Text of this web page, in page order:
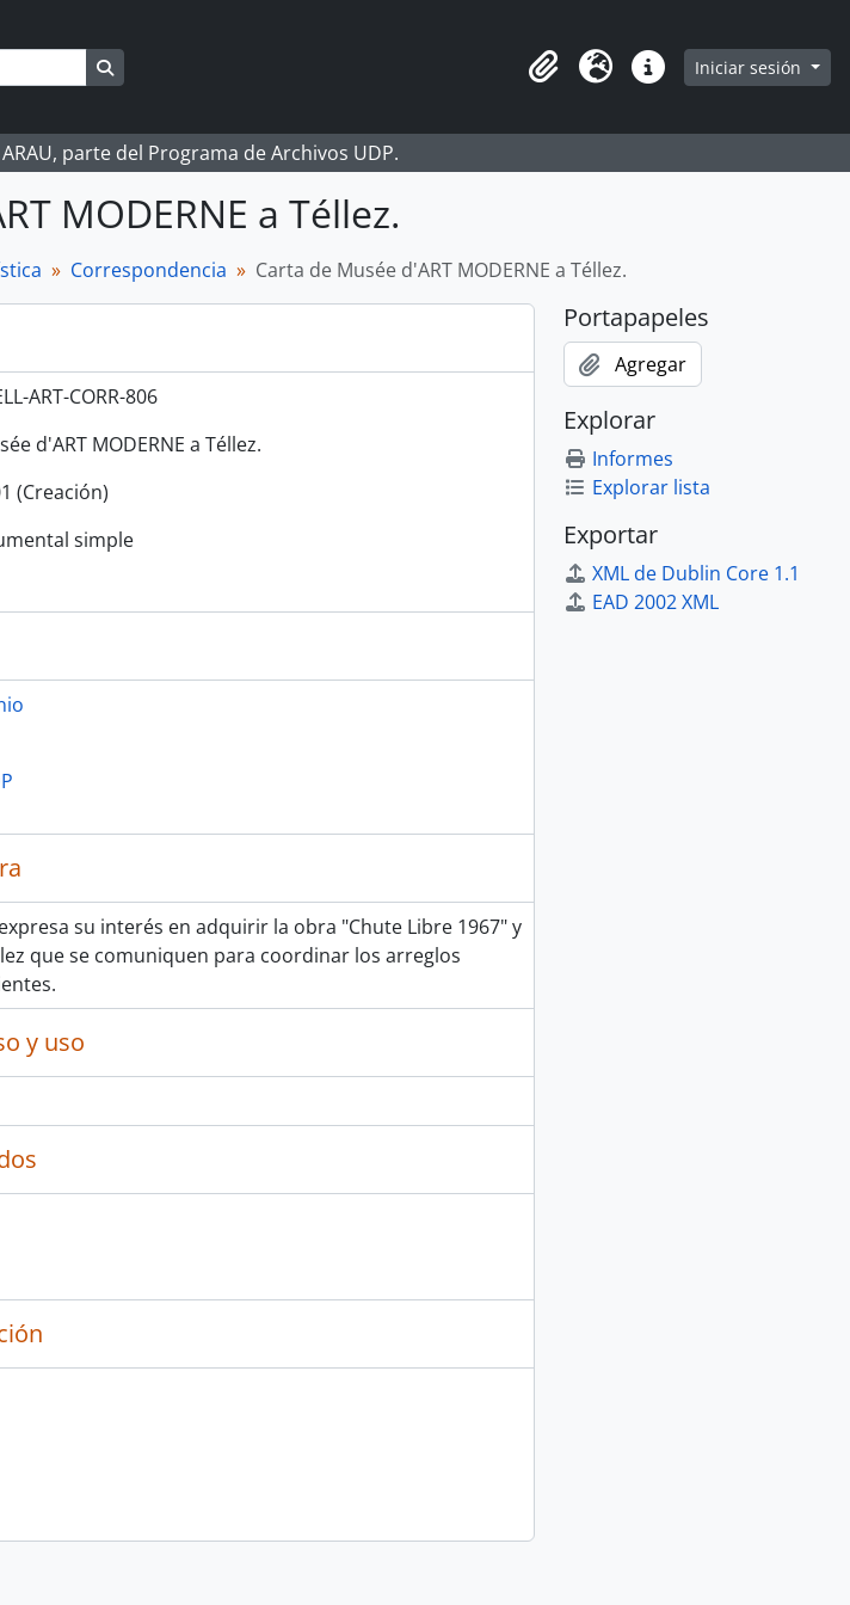
Portapapeles
Idioma Enlaces rápidos
Iniciar sesión
parte del Programa de Archivos UDP.
MODERNE a Téllez.
Correspondencia Carta de Musée d'ART MODERNE a Téllez.
ART-CORR-806
d'ART MODERNE a Téllez.
(Creación)
simple
su interés en adquirir la obra "Chute Libre 1967" y
que se comuniquen para coordinar los arreglos
y uso
Portapapeles
Agregar
Explorar
Informes
Explorar lista
Exportar
XML de Dublin Core 1.1
EAD 2002 XML